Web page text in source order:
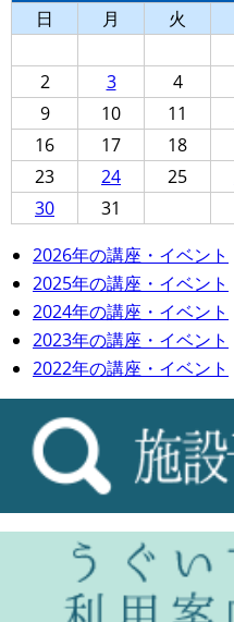
日
月 火
2
3 4
9
10 11
16
17 18
23
24 25
30
31
2026年の講座・イベント
2025年の講座・イベント
2024年の講座・イベント
2023年の講座・イベント
2022年の講座・イベント